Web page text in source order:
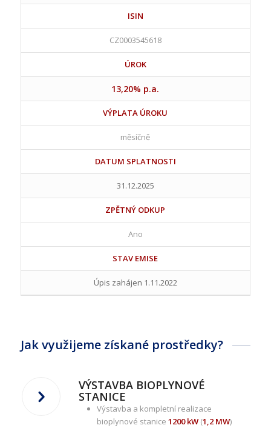
ISIN
CZ0003545618
ÚROK
13,20% p.a.
VÝPLATA ÚROKU
měsíčně
DATUM SPLATNOSTI
31.12.2025
ZPĚTNÝ ODKUP
Ano
STAV EMISE
Úpis zahájen 1.11.2022
Jak využijeme získané prostředky?
VÝSTAVBA BIOPLYNOVÉ
STANICE
Výstavba a kompletní realizace
bioplynové stanice 1200 kW(1,2 MW)